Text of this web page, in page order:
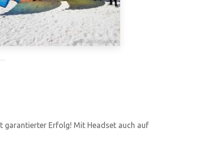
garantierter Erfolg! Mit Headset auch auf